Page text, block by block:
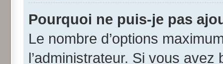
Pourquoi ne puis-je pas
Le nombre d’options
l’administrateur. Si vous avez